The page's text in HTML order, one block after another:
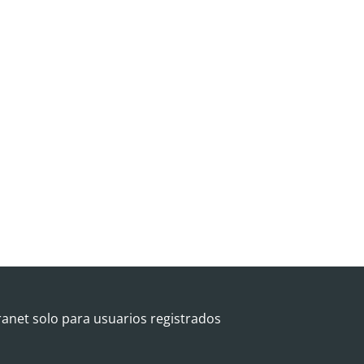
solo para usuarios registrados